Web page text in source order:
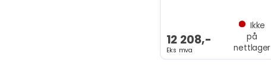
12 208,-
Eks mva
Ikke
på
nettlager